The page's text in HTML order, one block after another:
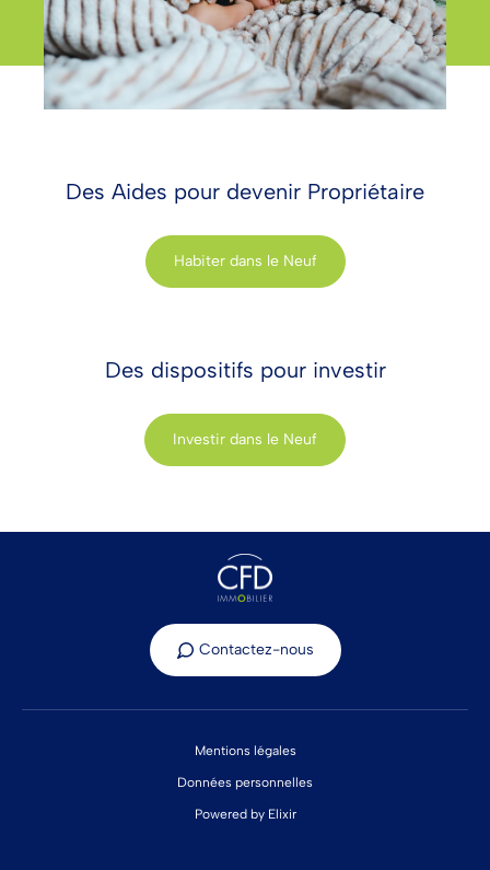
Des Aides pour devenir Propriétaire
Habiter dans le Neuf
Des dispositifs pour investir
Investir dans le Neuf
Contactez-nous
Mentions légales
Données personnelles
Powered by Elixir